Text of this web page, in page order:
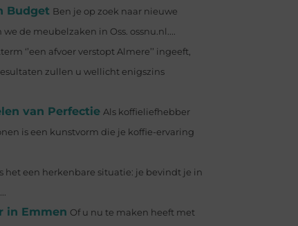
Budget Ben je op zoek naar nieuwe
de meubelzaken in Oss. ossnu.nl....
‘’een afvoer verstopt Almere’’ ingeeft,
zullen u wellicht enigszins
van Perfectie Als koffieliefhebber
is een kunstvorm die je koffie-ervaring
het een herkenbare situatie: je bevindt je in
in Emmen Of u nu te maken heeft met